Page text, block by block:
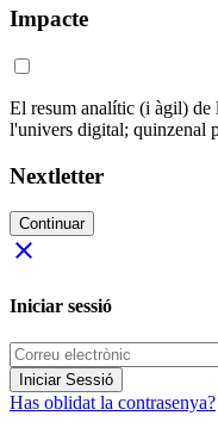
Impacte
El resum analític (i àgil) de
l'univers digital; quinzenal
Nextletter
Continuar
close
Iniciar sessió
Iniciar Sessió
Has oblidat la contrasenya?